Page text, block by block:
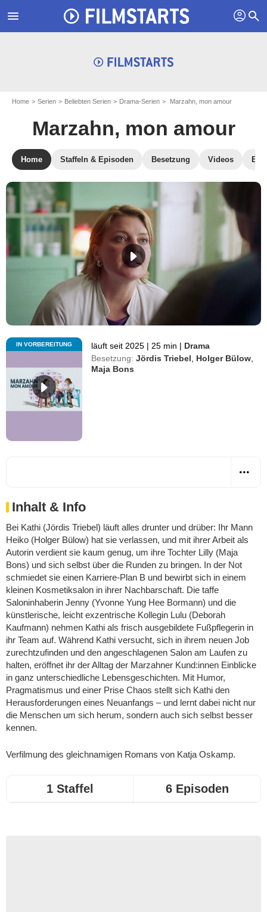
menu profil search
Home Serien Beliebten Serien Drama-Serien Marzahn, mon amour
Marzahn, mon amour
Home Staffeln & Episoden Besetzung Videos
IN VORBEREITUNG läuft seit 2025 | 25 min | Drama
Besetzung: Jördis Triebel Holger Bülow
Maja Bons
Inhalt & Info
Bei Kathi (Jördis Triebel) läuft alles drunter und drüber: Ihr Mann
Heiko (Holger Bülow) hat sie verlassen, und mit ihrer Arbeit als
Autorin verdient sie kaum genug, um ihre Tochter Lilly (Maja
Bons) und sich selbst über die Runden zu bringen. In der Not
schmiedet sie einen Karriere-Plan B und bewirbt sich in einem
kleinen Kosmetiksalon in ihrer Nachbarschaft. Die taffe
Saloninhaberin Jenny (Yvonne Yung Hee Bormann) und die
künstlerische, leicht exzentrische Kollegin Lulu (Deborah
Kaufmann) nehmen Kathi als frisch ausgebildete Fußpflegerin in
ihr Team auf. Während Kathi versucht, sich in ihrem neuen Job
zurechtzufinden und den angeschlagenen Salon am Laufen zu
halten, eröffnet ihr der Alltag der Marzahner Kund:innen Einblicke
in ganz unterschiedliche Lebensgeschichten. Mit Humor,
Pragmatismus und einer Prise Chaos stellt sich Kathi den
Herausforderungen eines Neuanfangs – und lernt dabei nicht nur
die Menschen um sich herum, sondern auch sich selbst besser
kennen.
Verfilmung des gleichnamigen Romans von Katja Oskamp.
1 Staffel 6 Episoden